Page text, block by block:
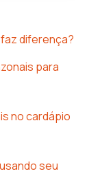
diferença?
para
no cardápio
seu